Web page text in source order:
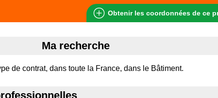
Obtenir les coordonnées de ce
Ma recherche
de contrat, dans toute la France, dans le Bâtiment.